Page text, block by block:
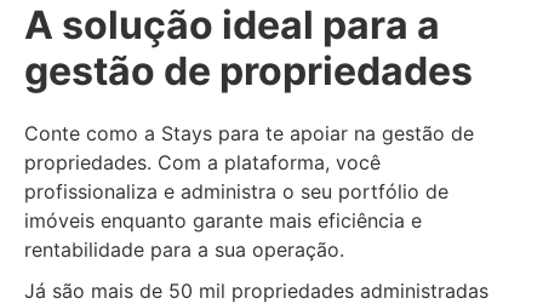
A solução ideal para a
gestão de propriedades
Conte como a Stays para te apoiar na gestão de
propriedades. Com a plataforma, você
profissionaliza e administra o seu portfólio de
imóveis enquanto garante mais eficiência e
rentabilidade para a sua operação.
Já são mais de 50 mil propriedades administradas